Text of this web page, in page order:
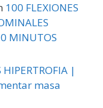
100 FLEXIONES
MINUTOS
|
masa